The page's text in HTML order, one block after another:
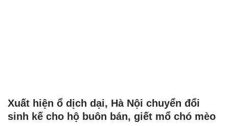
Xuất hiện ổ dịch dại, Hà Nội chuyển đổi
sinh kế cho hộ buôn bán, giết mổ chó mèo